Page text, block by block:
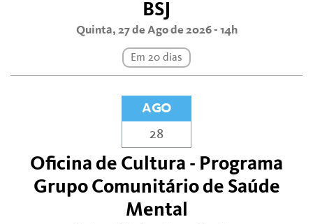
BSJ
Quinta, 27 de Ago de 2026 - 14h
Em 20 dias
AGO
28
Oficina de Cultura - Programa
Grupo Comunitário de Saúde
Mental